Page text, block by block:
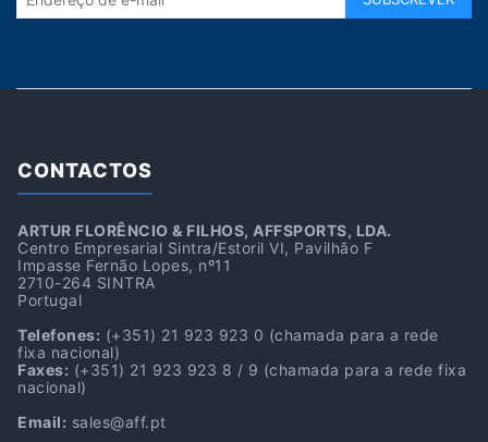
CONTACTOS
ARTUR FLORÊNCIO & FILHOS, AFFSPORTS, LDA.
Centro Empresarial Sintra/Estoril VI, Pavilhão F
Impasse Fernão Lopes, nº11
2710-264 SINTRA
Portugal
Telefones: (+351) 21 923 923 0 (chamada para a rede
fixa nacional)
Faxes: (+351) 21 923 923 8 / 9 (chamada para a rede fixa
nacional)
Email: sales@aff.pt